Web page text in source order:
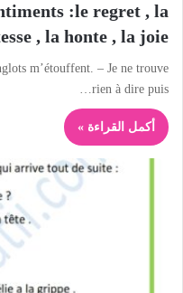
:le regret , la
, la honte , la joie
m’étouffent. – Je ne trouve
rien à dire puis…
أكمل القراءة »